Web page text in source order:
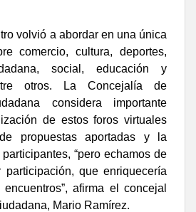
volvió a abordar en una única
comercio, cultura, deportes,
social, educación y
otros.
La Concejalía de
considera importante
de estos foros virtuales
propuestas aportadas y la
“pero echamos de
participación, que enriquecería
afirma el concejal
Mario Ramírez.